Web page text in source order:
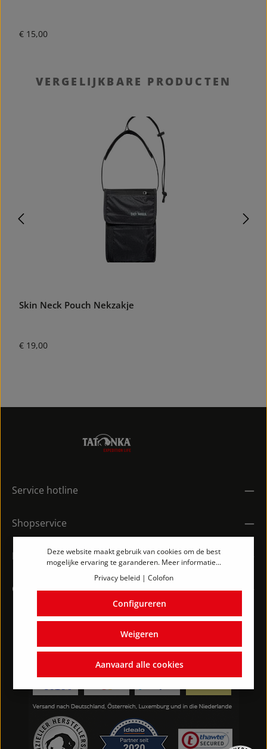
Normale prijs:
€ 15,00
Productgalerij overslaan
VERGELIJKBARE PRODUCTEN
Skin Neck Pouch Nekzakje
Normale prijs:
€ 19,00
Service hotline
Shopservice
Informatie
Contact
Deze website maakt gebruik van cookies om de best
mogelijke ervaring te garanderen. Meer informatie...
Privacy beleid| Colofon
Weigeren
Configureren
Aanvaard alle cookies